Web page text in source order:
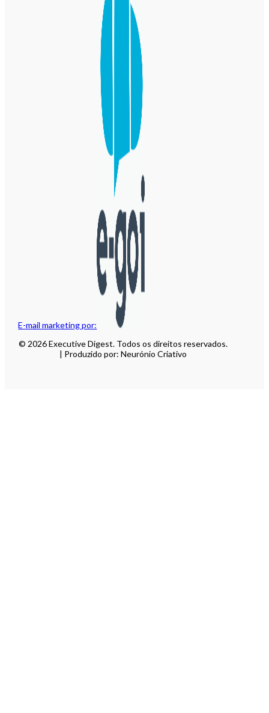
E-mail marketing por:
© 2026 Executive Digest. Todos os direitos reservados.
| Produzido por: Neurónio Criativo